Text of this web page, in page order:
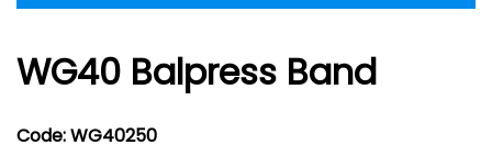
WG40 Balpress Band
Code: WG40250